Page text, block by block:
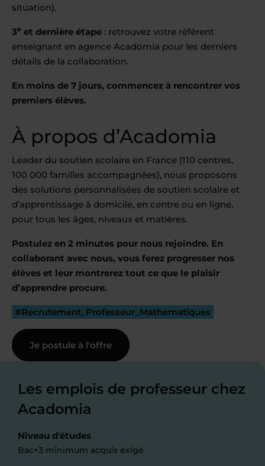
situation).
3e et dernière étape : retrouvez votre référent
enseignant en agence Acadomia pour les derniers
détails de la collaboration.
En moins de 7 jours, commencez à rencontrer vos
premiers élèves.
À propos d’Acadomia
Leader du soutien scolaire en France (110 centres,
100 000 familles accompagnées), nous proposons
des solutions personnalisées de soutien scolaire et
d’apprentissage à domicile, en centre ou en ligne,
pour tous les âges, niveaux et matières.
Postulez en 2 minutes pour nous rejoindre. En
collaborant avec nous, vous ferez progresser nos
élèves et leur montrerez tout ce que le plaisir
d’apprendre procure.
#Recrutement_Professeur_Mathematiques
Je postule à l'offre
Les emplois de professeur chez
Acadomia
Niveau d'études
Bac+3 minimum acquis exigé